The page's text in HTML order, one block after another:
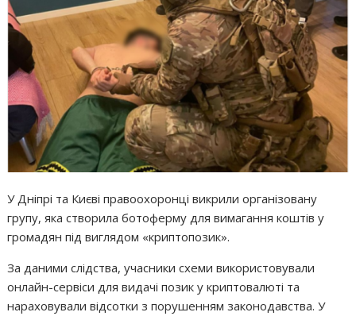
У Дніпрі та Києві правоохоронці викрили організовану
групу, яка створила ботоферму для вимагання коштів у
громадян під виглядом «криптопозик».
За даними слідства, учасники схеми використовували
онлайн-сервіси для видачі позик у криптовалюті та
нараховували відсотки з порушенням законодавства. У